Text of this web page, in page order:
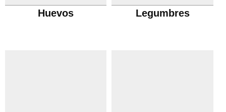
Huevos Legumbres